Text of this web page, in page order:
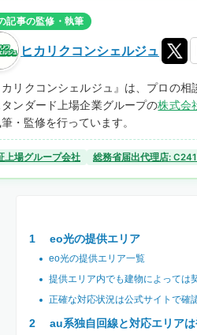
記事の監修・執筆
ヒカリクコンシェルジュ
カリクコンシェルジュ』は、プロの
ンダード上場企業グループの株式会
・監修を行っています。
上場グループ会社 総務省届出代理店:
eo光の提供エリア
eo光の提供エリア一覧
提供エリア内でも建物によっては
正確な対応状況は公式サイトで確
au系独自回線と対応エリア